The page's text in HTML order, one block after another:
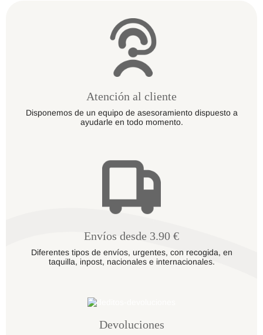
Atención al cliente
Disponemos de un equipo de asesoramiento dispuesto a
ayudarle en todo momento.
Envíos desde 3.90 €
Diferentes tipos de envíos, urgentes, con recogida, en
taquilla, inpost, nacionales e internacionales.
Devoluciones